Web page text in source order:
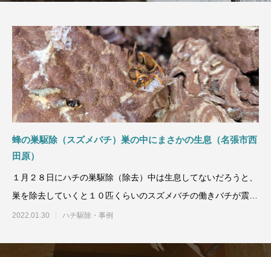
蜂の巣駆除（スズメバチ）巣の中にまさかの生息（名張市西
田原）
１月２８日にハチの巣駆除（除去）中は生息してないだろうと、
巣を除去していくと１０匹くらいのスズメバチの働きバチが震え
ながら
2022.01.30 ハチ駆除・事例